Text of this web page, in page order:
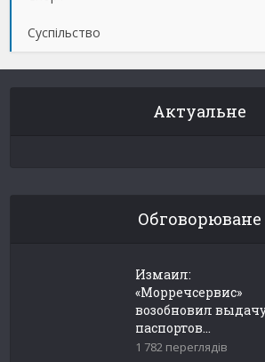
Суспільство
Актуальне
Обговорюване
Измаил:
«Морречсервис»
возобновил
паспортов...
1 782 переглядів